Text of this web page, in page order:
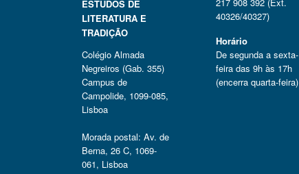
ESTUDOS DE
LITERATURA E
TRADIÇÃO
Colégio Almada
Negreiros (Gab. 355)
Campus de
Campolide, 1099-085,
Lisboa
Morada postal: Av. de
Berna, 26 C, 1069-
061, Lisboa
217 908 392 (Ext.
40326/40327)
Horário
De segunda a sexta-
feira das 9h às 17h
(encerra quarta-feira)